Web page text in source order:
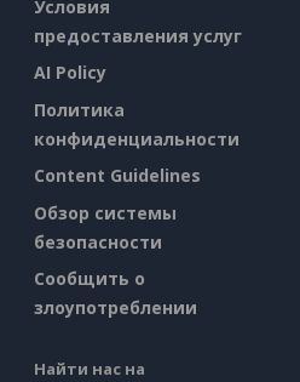
Условия
предоставления услуг
AI Policy
Политика
конфиденциальности
Content Guidelines
Обзор системы
безопасности
Сообщить о
злоупотреблении
Найти нас на